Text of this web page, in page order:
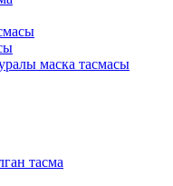
маска тасмасы
тасма